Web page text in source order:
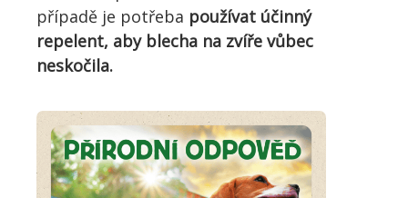
případě je potřeba používat účinný
repelent, aby blecha na zvíře vůbec
neskočila.